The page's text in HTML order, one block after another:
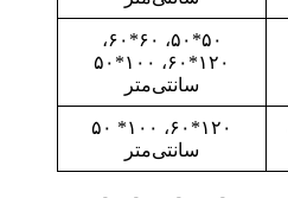
۵۰*۵۰، ۶۰*۶۰،
۱۲۰*۶۰، ۱۰۰*۵۰
سانتی‌متر
۱۲۰*۶۰، ۱۰۰* ۵۰
سانتی‌متر